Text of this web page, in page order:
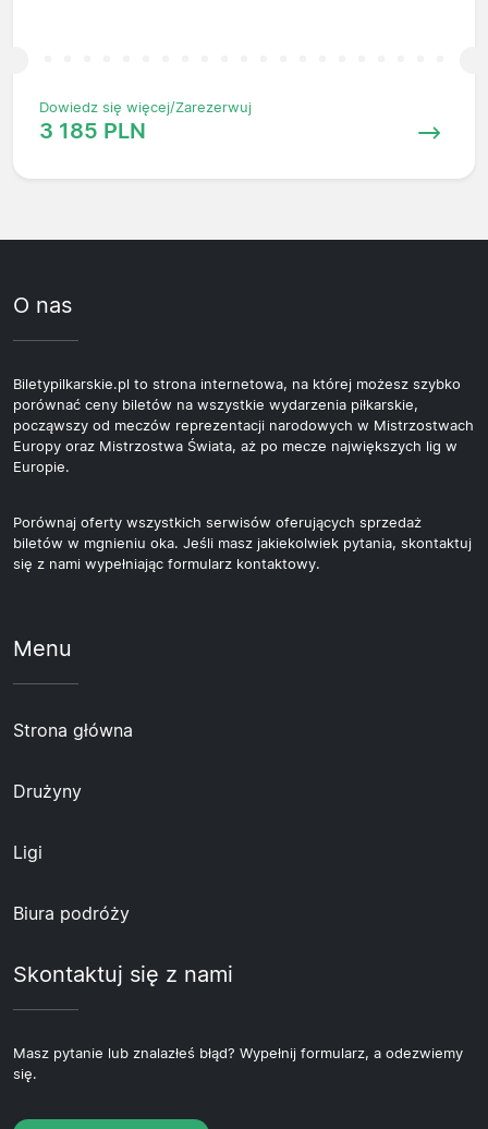
Dowiedz się więcej/Zarezerwuj
3 185 PLN
O nas
Biletypilkarskie.pl to strona internetowa, na której możesz szybko
porównać ceny biletów na wszystkie wydarzenia piłkarskie,
począwszy od meczów reprezentacji narodowych w Mistrzostwach
Europy oraz Mistrzostwa Świata, aż po mecze największych lig w
Europie.
Porównaj oferty wszystkich serwisów oferujących sprzedaż
biletów w mgnieniu oka. Jeśli masz jakiekolwiek pytania, skontaktuj
się z nami wypełniając formularz kontaktowy.
Menu
Strona główna
Drużyny
Ligi
Biura podróży
Skontaktuj się z nami
Masz pytanie lub znalazłeś błąd? Wypełnij formularz, a odezwiemy
się.